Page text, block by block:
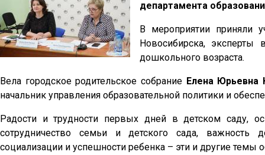
департамента
В мероприятии приняли
Новосибирска, эксперты
дошкольного возраста.
Вела городское родительское собрание Елена Юрьевна
начальник управления образовательной политики и
Радости и трудности первых дней в детском саду,
сотрудничество семьи и детского сада, важность
социализации и успешности ребенка – эти и другие темы